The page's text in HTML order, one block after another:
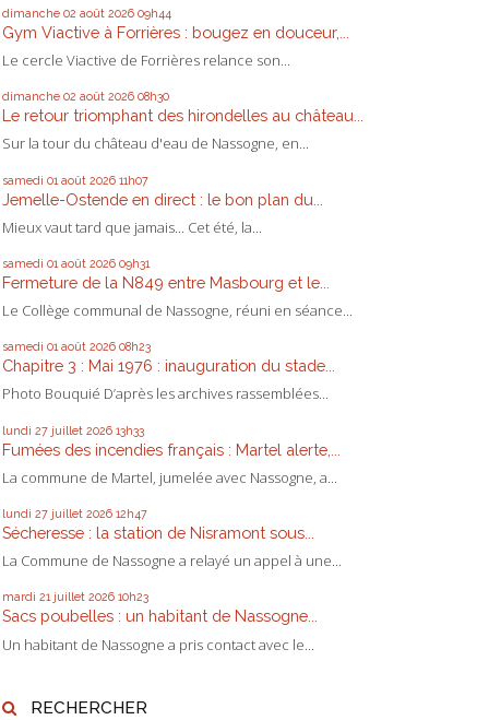
dimanche 02 août 2026 09h44
Gym Viactive à Forrières : bougez en douceur,...
Le cercle Viactive de Forrières relance son...
dimanche 02 août 2026 08h30
Le retour triomphant des hirondelles au château...
Sur la tour du château d'eau de Nassogne, en...
samedi 01 août 2026 11h07
Jemelle-Ostende en direct : le bon plan du...
Mieux vaut tard que jamais... Cet été, la...
samedi 01 août 2026 09h31
Fermeture de la N849 entre Masbourg et le...
Le Collège communal de Nassogne, réuni en séance...
samedi 01 août 2026 08h23
Chapitre 3 : Mai 1976 : inauguration du stade...
Photo Bouquié D’après les archives rassemblées...
lundi 27 juillet 2026 13h33
Fumées des incendies français : Martel alerte,...
La commune de Martel, jumelée avec Nassogne, a...
lundi 27 juillet 2026 12h47
Sécheresse : la station de Nisramont sous...
La Commune de Nassogne a relayé un appel à une...
mardi 21 juillet 2026 10h23
Sacs poubelles : un habitant de Nassogne...
Un habitant de Nassogne a pris contact avec le...
RECHERCHER